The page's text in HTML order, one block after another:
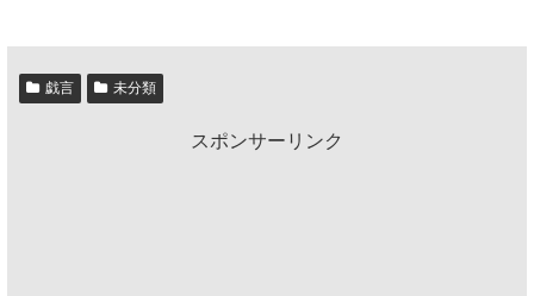
戯言 未分類
スポンサーリンク